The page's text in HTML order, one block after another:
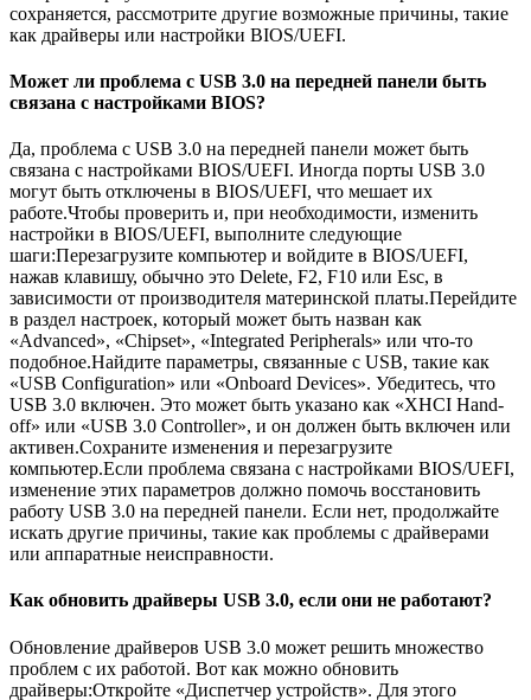
сохраняется, рассмотрите другие возможные причины, такие
как драйверы или настройки BIOS/UEFI.
Может ли проблема с USB 3.0 на передней панели быть
связана с настройками BIOS?
Да, проблема с USB 3.0 на передней панели может быть
связана с настройками BIOS/UEFI. Иногда порты USB 3.0
могут быть отключены в BIOS/UEFI, что мешает их
работе.Чтобы проверить и, при необходимости, изменить
настройки в BIOS/UEFI, выполните следующие
шаги:Перезагрузите компьютер и войдите в BIOS/UEFI,
нажав клавишу, обычно это Delete, F2, F10 или Esc, в
зависимости от производителя материнской платы.Перейдите
в раздел настроек, который может быть назван как
«Advanced», «Chipset», «Integrated Peripherals» или что-то
подобное.Найдите параметры, связанные с USB, такие как
«USB Configuration» или «Onboard Devices». Убедитесь, что
USB 3.0 включен. Это может быть указано как «XHCI Hand-
off» или «USB 3.0 Controller», и он должен быть включен или
активен.Сохраните изменения и перезагрузите
компьютер.Если проблема связана с настройками BIOS/UEFI,
изменение этих параметров должно помочь восстановить
работу USB 3.0 на передней панели. Если нет, продолжайте
искать другие причины, такие как проблемы с драйверами
или аппаратные неисправности.
Как обновить драйверы USB 3.0, если они не работают?
Обновление драйверов USB 3.0 может решить множество
проблем с их работой. Вот как можно обновить
драйверы:Откройте «Диспетчер устройств». Для этого